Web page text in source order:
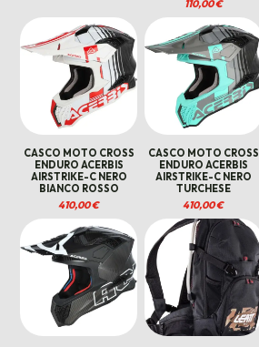
110,00€
CASCO MOTO CROSS
ENDURO ACERBIS
AIRSTRIKE-C NERO
BIANCO ROSSO
410,00€
CASCO MOTO CROSS
ENDURO ACERBIS
AIRSTRIKE-C NERO
TURCHESE
410,00€